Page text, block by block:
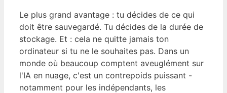
Le plus grand avantage : tu décides de ce qui
doit être sauvegardé. Tu décides de la durée de
stockage. Et : cela ne quitte jamais ton
ordinateur si tu ne le souhaites pas. Dans un
monde où beaucoup comptent aveuglément sur
l'IA en nuage, c'est un contrepoids puissant -
notamment pour les indépendants, les